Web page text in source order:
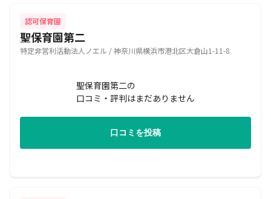
認可保育園
聖保育園第二
特定非営利活動法人ノエル / 神奈川県横浜市港北区大倉山1-11-8
聖保育園第二の
口コミ・評判はまだありません
口コミを投稿